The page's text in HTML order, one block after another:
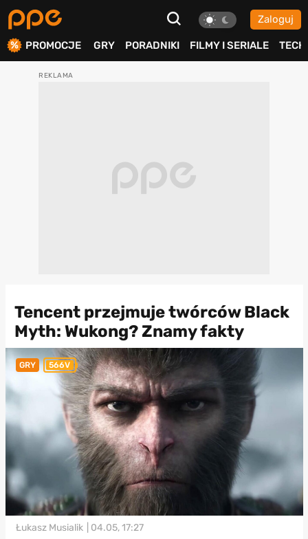
Zaloguj
PROMOCJE GRY PORADNIKI FILMY I SERIALE TECH
Tencent przejmuje twórców Black
Myth: Wukong? Znamy fakty
GRY 566V
Łukasz Musialik | 04.05, 17:27